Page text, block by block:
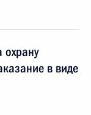
охрану
в виде